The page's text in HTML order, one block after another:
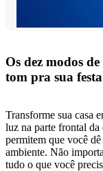
Os dez modos
tom pra sua festa
Transforme sua casa
luz na parte frontal
permitem que você
ambiente. Não
tudo o que você